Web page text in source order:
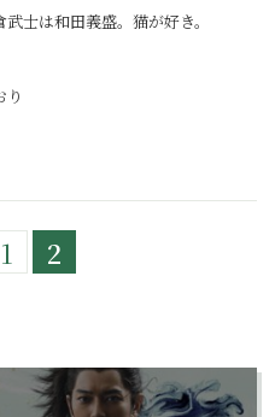
士は和田義盛。猫が好き。
り
1 2